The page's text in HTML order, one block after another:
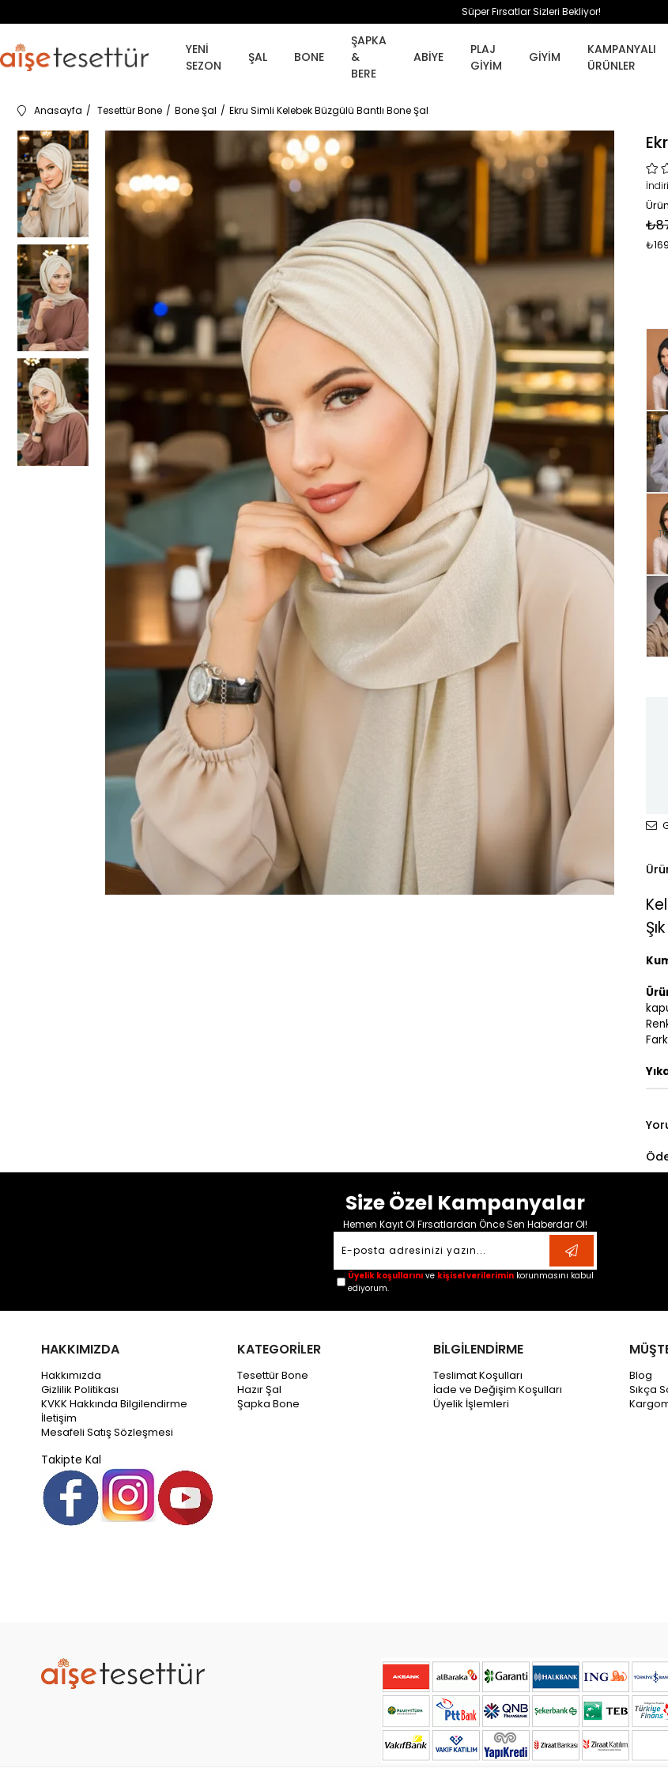
Süper Fırsatlar Sizleri Bekliyor!
YENİ
SEZON
ŞAL BONE
ŞAPKA
&
BERE
ABİYE
PLAJ
GİYİM
GİYİM
KAMPANYALI
ÜRÜNLER
Anasayfa Tesettür Bone Bone Şal Ekru Simli Kelebek Büzgülü Bantlı Bone Şal
Şık
Size Özel Kampanyalar
Hemen Kayıt Ol Fırsatlardan Önce Sen Haberdar Ol!
Üyelik koşullarını ve kişisel verilerimin korunmasını kabul
ediyorum.
HAKKIMIZDA
Hakkımızda
Gizlilik Politikası
KVKK Hakkında Bilgilendirme
İletişim
Mesafeli Satış Sözleşmesi
Takipte Kal
KATEGORİLER
Tesettür Bone
Hazır Şal
Şapka Bone
BİLGİLENDİRME
Teslimat Koşulları
İade ve Değişim Koşulları
Üyelik İşlemleri
Blog
Sıkça